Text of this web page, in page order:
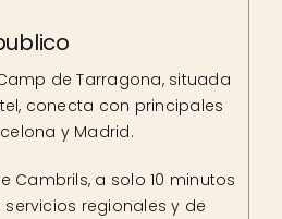
de Tarragona, situada
conecta con principales
y Madrid.
Cambrils, a solo 10 minutos
regionales y de